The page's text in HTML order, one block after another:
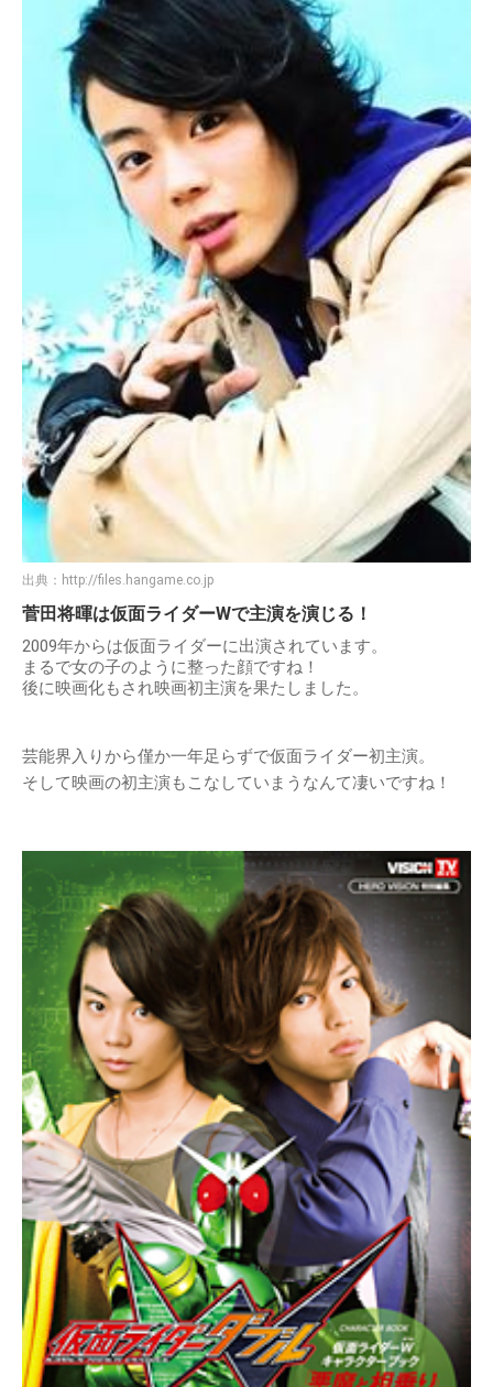
出典： http://files.hangame.co.jp
菅田将暉は仮面ライダーWで主演を演じる！
2009年からは仮面ライダーに出演されています。
まるで女の子のように整った顔ですね！
後に映画化もされ映画初主演を果たしました。
芸能界入りから僅か一年足らずで仮面ライダー初主演。
そして映画の初主演もこなしていまうなんて凄いですね！